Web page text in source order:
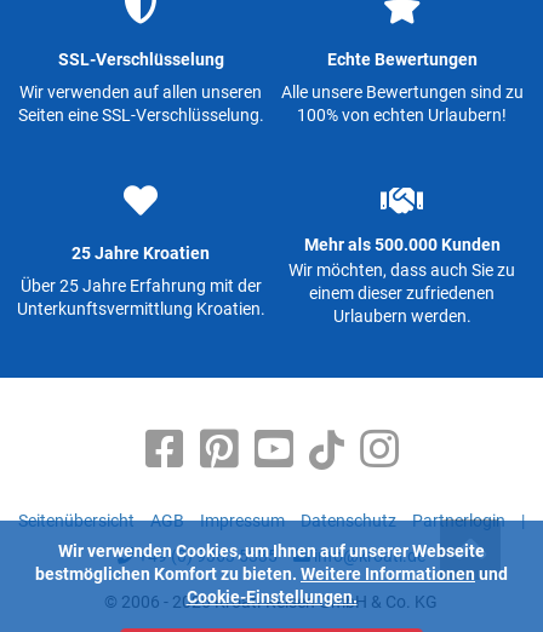
SSL-Verschlüsselung
Wir verwenden auf allen unseren
Seiten eine SSL-Verschlüsselung.
Echte Bewertungen
Alle unsere Bewertungen sind zu
100% von echten Urlaubern!
25 Jahre Kroatien
Über 25 Jahre Erfahrung mit der
Unterkunftsvermittlung Kroatien.
Mehr als 500.000 Kunden
Wir möchten, dass auch Sie zu
einem dieser zufriedenen
Urlaubern werden.
Seitenübersicht AGB Impressum Datenschutz Partnerlogin
|
+49 (0) 9363 5335
info@kroati.de
© 2006 - 2026 Kroati-Reisen GmbH & Co. KG
Wir verwenden Cookies, um Ihnen auf unserer Webseite
bestmöglichen Komfort zu bieten. Weitere Informationen und
Cookie-Einstellungen.